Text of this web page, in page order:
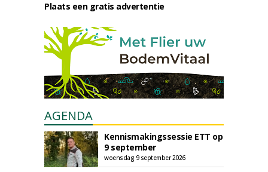
Plaats een gratis advertentie
AGENDA
Kennismakingssessie ETT op
9 september
woensdag 9 september 2026